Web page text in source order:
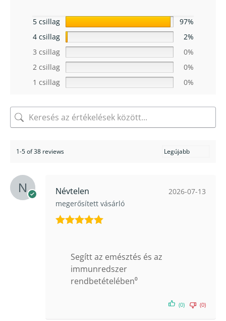
5 csillag
97%
4 csillag
2%
3 csillag
0%
2 csillag
0%
1 csillag
0%
1-5 of 38 reviews
Névtelen
megerősített vásárló
2026-07-13
Segítt az emésztés és az
immunredszer
rendbetételében⁰
(0) (0)